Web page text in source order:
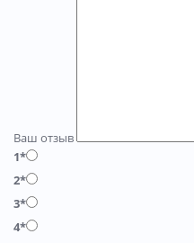
Ваш отзыв
1*
2*
3*
4*